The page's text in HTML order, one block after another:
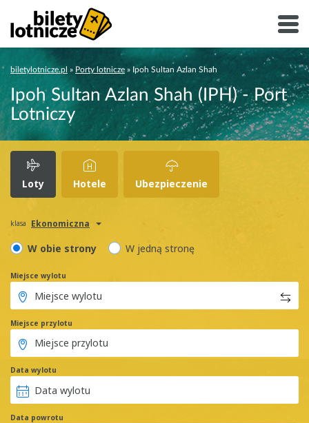
biletylotnicze.pl » Porty lotnicze » Ipoh Sultan Azlan Shah
Ipoh Sultan Azlan Shah (IPH) - Port
Lotniczy
Loty Hotele Ubezpieczenie
klasa Ekonomiczna
W obie strony W jedną stronę
Miejsce wylotu
Miejsce przylotu
Data wylotu
Data powrotu